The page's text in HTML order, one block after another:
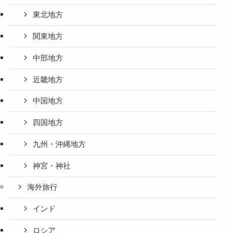
東北地方
関東地方
中部地方
近畿地方
中国地方
四国地方
九州・沖縄地方
神宮・神社
海外旅行
インド
ロシア